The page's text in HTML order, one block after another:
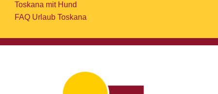
Toskana mit Hund
FAQ Urlaub Toskana